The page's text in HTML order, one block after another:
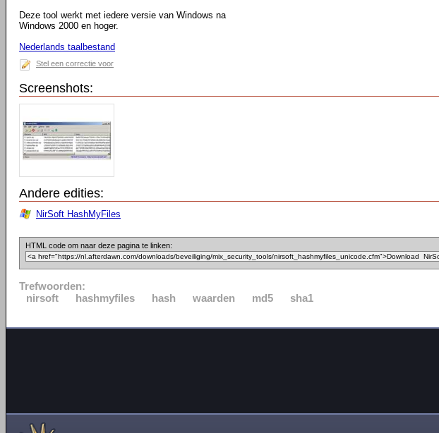
Deze tool werkt met iedere versie van Windows na
Windows 2000 en hoger.
Nederlands taalbestand
Stel een correctie voor
Screenshots:
Andere edities:
NirSoft HashMyFiles
HTML code om naar deze pagina te linken:
Trefwoorden:
nirsoft
hashmyfiles hash waarden md5 sha1